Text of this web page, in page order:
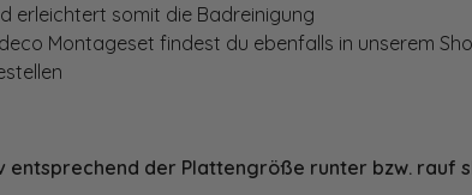
erleichtert somit die Badreinigung
Montageset findest du ebenfalls in unserem
entsprechend der Plattengröße runter bzw.